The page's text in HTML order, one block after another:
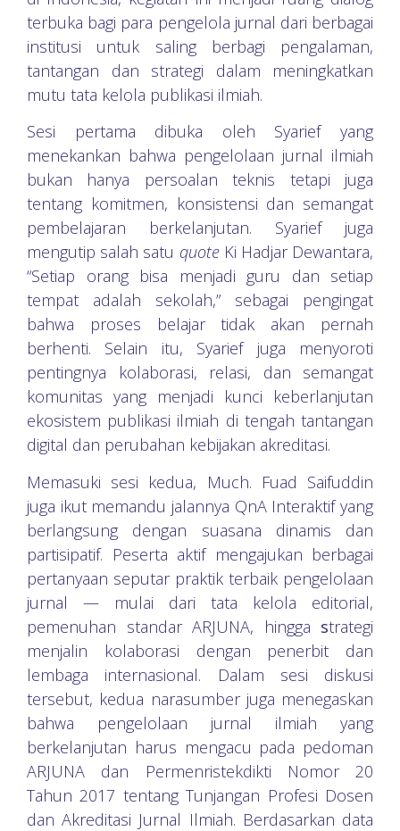
terbuka bagi para pengelola jurnal dari berbagai
institusi untuk saling berbagi pengalaman,
tantangan dan strategi dalam meningkatkan
mutu tata kelola publikasi ilmiah.
Sesi pertama dibuka oleh Syarief yang
menekankan bahwa pengelolaan jurnal ilmiah
bukan hanya persoalan teknis tetapi juga
tentang komitmen, konsistensi dan semangat
pembelajaran berkelanjutan. Syarief juga
mengutip salah satu quote Ki Hadjar Dewantara,
“Setiap orang bisa menjadi guru dan setiap
tempat adalah sekolah,” sebagai pengingat
bahwa proses belajar tidak akan pernah
berhenti. Selain itu, Syarief juga menyoroti
pentingnya kolaborasi, relasi, dan semangat
komunitas yang menjadi kunci keberlanjutan
ekosistem publikasi ilmiah di tengah tantangan
digital dan perubahan kebijakan akreditasi.
Memasuki sesi kedua, Much. Fuad Saifuddin
juga ikut memandu jalannya QnA Interaktif yang
berlangsung dengan suasana dinamis dan
partisipatif. Peserta aktif mengajukan berbagai
pertanyaan seputar praktik terbaik pengelolaan
jurnal — mulai dari tata kelola editorial,
pemenuhan standar ARJUNA, hingga strategi
menjalin kolaborasi dengan penerbit dan
lembaga internasional. Dalam sesi diskusi
tersebut, kedua narasumber juga menegaskan
bahwa pengelolaan jurnal ilmiah yang
berkelanjutan harus mengacu pada pedoman
ARJUNA dan Permenristekdikti Nomor 20
Tahun 2017 tentang Tunjangan Profesi Dosen
dan Akreditasi Jurnal Ilmiah. Berdasarkan data